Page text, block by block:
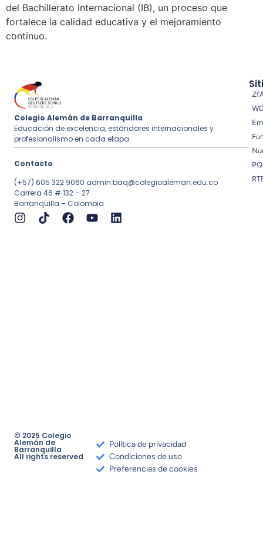
del Bachillerato Internacional (IB), un proceso que
fortalece la calidad educativa y el mejoramiento
continuo.
Colegio Alemán de Barranquilla
Educación de excelencia, estándares internacionales y
profesionalismo en cada etapa.
Contacto
(+57) 605 322 9060 admin.baq@colegioaleman.edu.co
Carrera 46 # 132 – 27
Barranquilla – Colombia
© 2025 Colegio
Alemán de
Barranquilla
All rights reserved
Política de privacidad
Condiciones de uso
Preferencias de cookies